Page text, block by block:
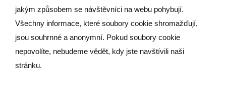
jakým způsobem se návštěvníci na webu pohybují.
Všechny informace, které soubory cookie shromažďují,
jsou souhrnné a anonymní. Pokud soubory cookie
nepovolíte, nebudeme vědět, kdy jste navštívili naši
stránku.